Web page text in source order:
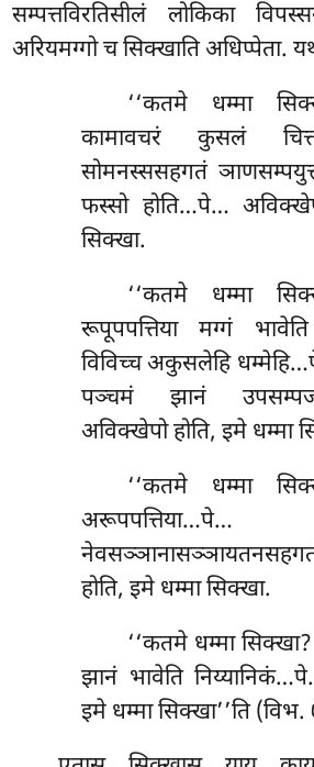
सम्पत्तविरतिसीलं लोकिका
अरियमग्गो च सिक्खाति अधिप्पेता.
‘‘कतमे धम्मा
कामावचरं कुसलं
सोमनस्ससहगतं
फस्सो होति…पे…
सिक्खा.
‘‘कतमे धम्मा
रूपूपपत्तिया मग्गं
विविच्च अकुसलेहि
पञ्चमं झानं
अविक्खेपो होति, इमे धम्मा
‘‘कतमे धम्मा
अरूपपत्तिया…पे…
होति, इमे धम्मा सिक्खा.
‘‘कतमे धम्मा
झानं भावेति
इमे धम्मा सिक्खा’’ति